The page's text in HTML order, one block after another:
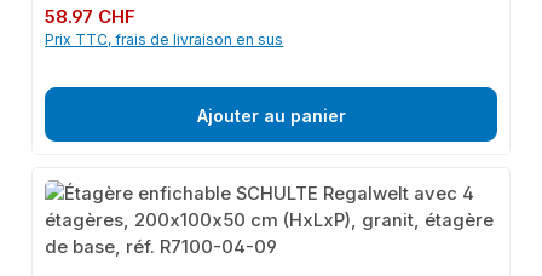
Prix régulier :
58.97 CHF
Prix TTC, frais de livraison en sus
Ajouter au panier